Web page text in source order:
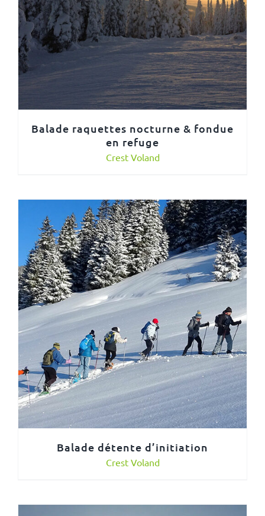
Balade raquettes nocturne & fondue
en refuge
Crest Voland
Balade détente d’initiation
Crest Voland